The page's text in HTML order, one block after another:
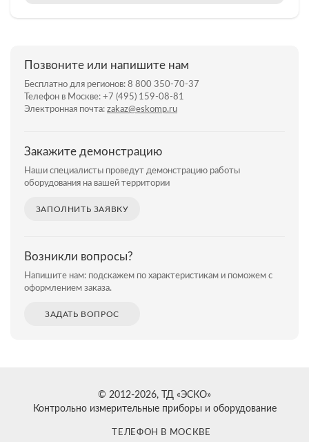
Позвоните или напишите нам
Бесплатно для регионов: 8 800 350-70-37
Телефон в Москве: +7 (495) 159-08-81
Электронная почта: zakaz@eskomp.ru
Закажите демонстрацию
Наши специалисты проведут демонстрацию работы
оборудования на вашей территории
ЗАПОЛНИТЬ ЗАЯВКУ
Возникли вопросы?
Напишите нам: подскажем по характеристикам и поможем с
оформлением заказа.
ЗАДАТЬ ВОПРОС
© 2012-2026, ТД «ЭСКО»
Контрольно измерительные приборы и оборудование
ТЕЛЕФОН В МОСКВЕ